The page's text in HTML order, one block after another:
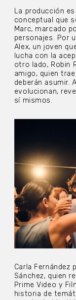
La producción
conceptual que
Marc, marcado
personajes. Por
Alex, un joven
lucha con la
otro lado, Robin
amigo, quien
deberán asumir.
evolucionan,
sí mismos.
Carla Fernández
Sánchez, quien
Prime Video y
historia de